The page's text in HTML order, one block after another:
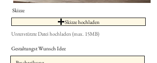
Skizze
Skizze hochladen
Unterstützte Datei hochladen (max. 15MB)
Gestaltungst Wunsch Idee